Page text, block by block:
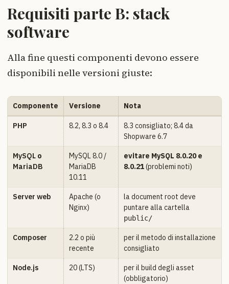
Requisiti parte B: stack
software
Alla fine questi componenti devono essere
disponibili nelle versioni giuste:
Componente Versione Nota
PHP 8.2, 8.3 o 8.4
8.3 consigliato; 8.4 da
Shopware 6.7
MySQL o
MariaDB
MySQL 8.0 /
MariaDB
10.11
evitare MySQL 8.0.20 e
8.0.21(problemi noti)
Server web
Apache (o
Nginx)
la document root deve
puntare alla cartella
public/
Composer
2.2 o più
recente
per il metodo di installazione
consigliato
Node.js 20 (LTS)
per il build degli asset
(obbligatorio)